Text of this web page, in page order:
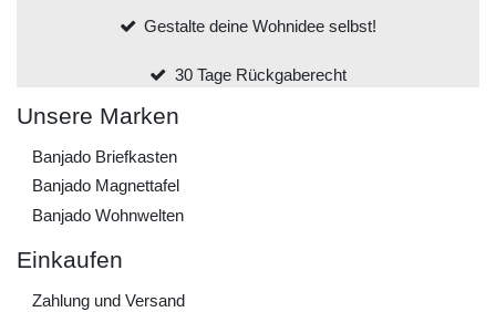
Gestalte deine Wohnidee selbst!
30 Tage Rückgaberecht
Unsere Marken
Banjado Briefkasten
Banjado Magnettafel
Banjado Wohnwelten
Einkaufen
Zahlung und Versand